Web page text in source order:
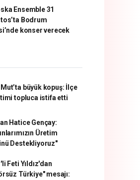
Ensemble 31
Bodrum
konser verecek
büyük kopuş: İlçe
topluca istifa etti
Hatice Gençay:
Üretim
Destekliyoruz"
Feti Yıldız'dan
Türkiye" mesajı: